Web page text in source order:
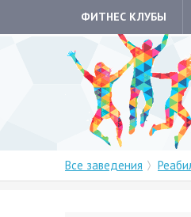
ФИТНЕС КЛУБЫ
Все заведения